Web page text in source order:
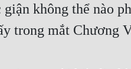
giận không thể nào
trong mắt Chương